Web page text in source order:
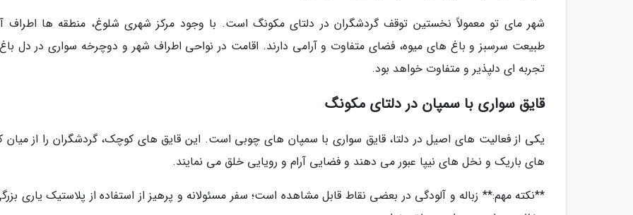
شهر مای تو معمولاً نخستین توقف گردشگران در دلتای مکونگ است. با وجود مرکز شهری شلوغ، منطقه ها اطراف
طبیعت سرسبز و باغ های میوه، فضای متفاوت و آرامی دارند. اقامت در نواحی اطراف شهر و دوچرخه سواری در دل
تجربه ای دلپذیر و متفاوت خواهد بود.
قایق سواری با سمپان در دلتای مکونگ
یکی از فعالیت های اصیل در دلتا، قایق سواری با سمپان های چوبی است. این قایق های کوچک، گردشگران را از میان
های باریک و نخل های نیپا عبور می دهند و فضایی آرام و رویایی خلق می نمایند.
**نکته مهم:** زباله و آلودگی در بعضی نقاط قابل مشاهده است؛ سفر مسئولانه و پرهیز از استفاده از پلاستیک یاری